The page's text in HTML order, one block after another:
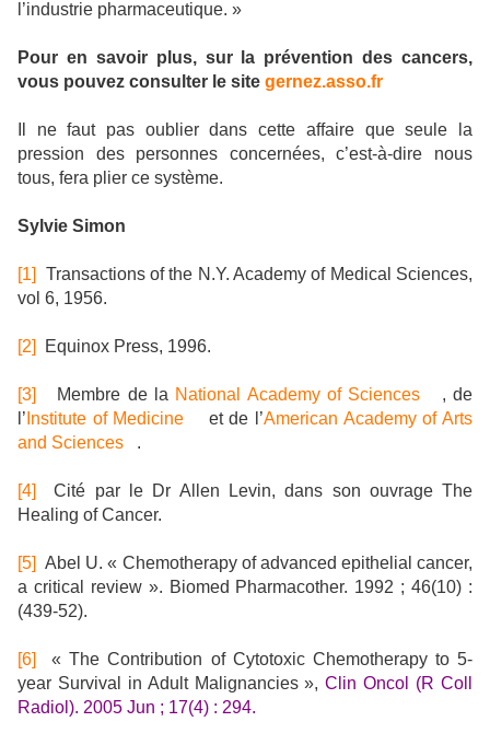
l’industrie pharmaceutique. »
Pour en savoir plus, sur la prévention des cancers,
vous pouvez consulter le site gernez.asso.fr
Il ne faut pas oublier dans cette affaire que seule la
pression des personnes concernées, c’est-à-dire nous
tous, fera plier ce système.
Sylvie Simon
[1]
Transactions of the N.Y. Academy of Medical Sciences,
vol 6, 1956.
[2] Equinox Press, 1996.
[3] Membre de la National Academy of Sciences
, de
l’ Institute of Medicine et de l’American Academy of Arts
and Sciences
.
[4]
Cité par le Dr Allen Levin, dans son ouvrage The
Healing of Cancer.
[5] Abel U. « Chemotherapy of advanced epithelial cancer,
a critical review ». Biomed Pharmacother. 1992 ; 46(10) :
(439-52).
[6]
« The Contribution of Cytotoxic Chemotherapy to 5-
year Survival in Adult Malignancies »,Clin Oncol (R Coll
Radiol). 2005 Jun ; 17(4) : 294.